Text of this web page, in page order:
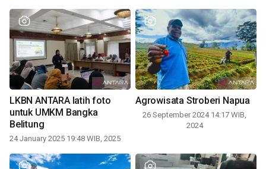
LKBN ANTARA latih foto
untuk UMKM Bangka
Belitung
24 January 2025 19:48 WIB, 2025
Agrowisata Stroberi Napua
26 September 2024 14:17 WIB,
2024